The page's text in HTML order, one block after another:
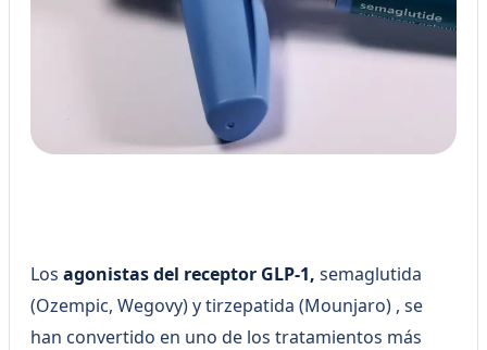
Losagonistas del receptor GLP-1,semaglutida
(Ozempic, Wegovy) y tirzepatida (Mounjaro) , se
han convertido en uno de los tratamientos más